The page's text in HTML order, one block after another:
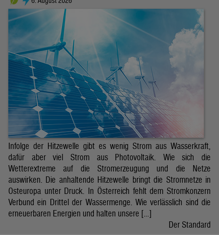
Infolge der Hitzewelle gibt es wenig Strom aus Wasserkraft,
dafür aber viel Strom aus Photovoltaik. Wie sich die
Wetterextreme auf die Stromerzeugung und die Netze
auswirken. Die anhaltende Hitzewelle bringt die Stromnetze in
Osteuropa unter Druck. In Österreich fehlt dem Stromkonzern
Verbund ein Drittel der Wassermenge. Wie verlässlich sind die
erneuerbaren Energien und halten unsere […]
Der Standard